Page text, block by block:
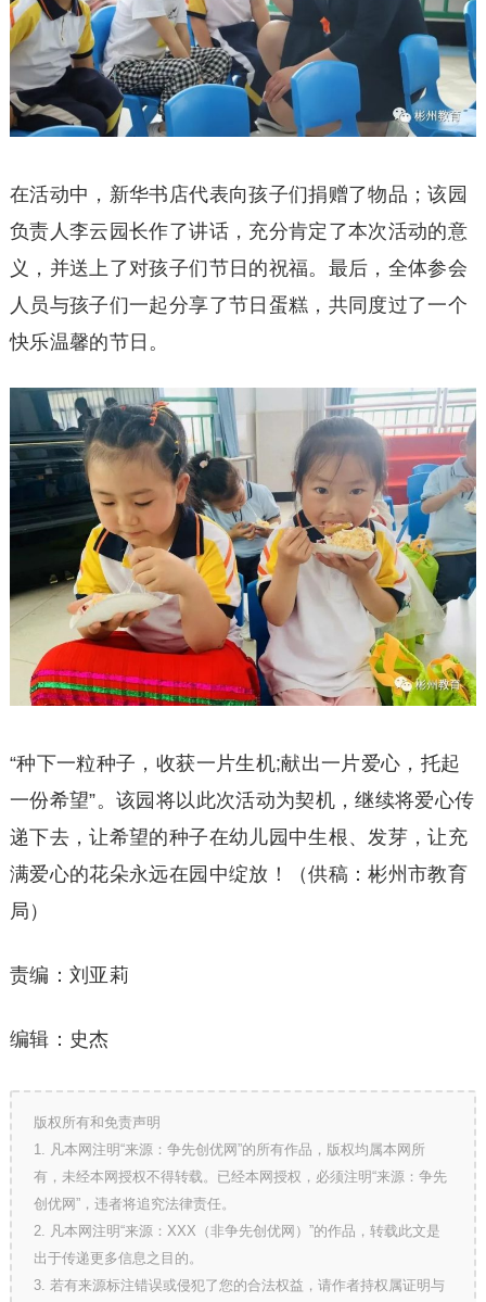
在活动中，新华书店代表向孩子们捐赠了物品；该园
负责人李云园长作了讲话，充分肯定了本次活动的意
义，并送上了对孩子们节日的祝福。最后，全体参会
人员与孩子们一起分享了节日蛋糕，共同度过了一个
快乐温馨的节日。
“种下一粒种子，收获一片生机;献出一片爱心，托起
一份希望”。该园将以此次活动为契机，继续将爱心传
递下去，让希望的种子在幼儿园中生根、发芽，让充
满爱心的花朵永远在园中绽放！（供稿：彬州市教育
局）
责编：刘亚莉
编辑：史杰
版权所有和免责声明
1. 凡本网注明“来源：争先创优网”的所有作品，版权均属本网所
有，未经本网授权不得转载。已经本网授权，必须注明“来源：争先
创优网”，违者将追究法律责任。
2. 凡本网注明“来源：XXX（非争先创优网）”的作品，转载此文是
出于传递更多信息之目的。
3. 若有来源标注错误或侵犯了您的合法权益，请作者持权属证明与